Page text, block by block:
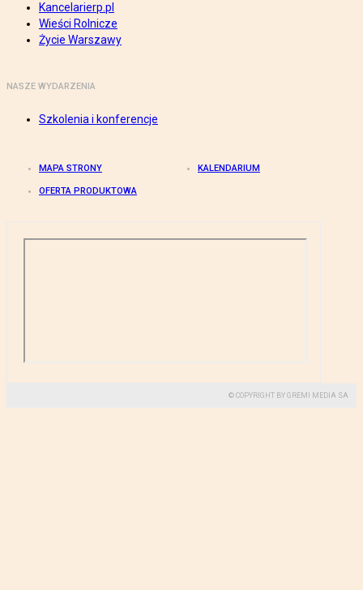
Kancelarierp.pl
Wieści Rolnicze
Życie Warszawy
NASZE WYDARZENIA
Szkolenia i konferencje
MAPA STRONY KALENDARIUM
OFERTA PRODUKTOWA
© COPYRIGHT BY GREMI MEDIA SA